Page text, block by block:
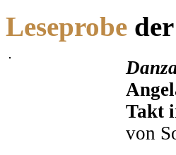
Leseprobe
Takt
von